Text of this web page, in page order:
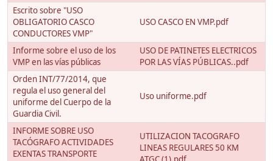
Escrito sobre "USO
OBLIGATORIO CASCO
CONDUCTORES VMP"
USO CASCO EN VMP.pdf
Informe sobre el uso de los
VMP en las vías públicas
USO DE PATINETES ELECTRICOS
POR LAS VÍAS PÚBLICAS..pdf
Orden INT/77/2014, que
regula el uso general del
uniforme del Cuerpo de la
Guardia Civil.
Uso uniforme.pdf
INFORME SOBRE USO
TACÓGRAFO ACTIVIDADES
EXENTAS TRANSPORTE
UTILIZACION TACOGRAFO
LINEAS REGULARES 50 KM